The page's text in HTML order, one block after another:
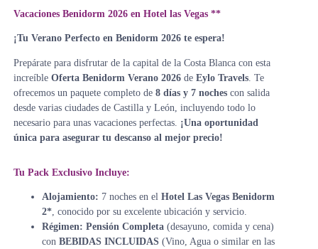
Vacaciones Benidorm 2026 en Hotel las Vegas **
¡Tu Verano Perfecto en Benidorm 2026 te espera!
Prepárate para disfrutar de la capital de la Costa Blanca con esta
increíble Oferta Benidorm Verano 2026de Eylo Travels. Te
ofrecemos un paquete completo de 8 días y 7 nochescon salida
desde varias ciudades de Castilla y León, incluyendo todo lo
necesario para unas vacaciones perfectas. ¡Una oportunidad
única para asegurar tu descanso al mejor precio!
Tu Pack Exclusivo Incluye:
Alojamiento: 7 noches en el Hotel Las Vegas Benidorm
2*, conocido por su excelente ubicación y servicio.
Régimen: Pensión Completa(desayuno, comida y cena)
con BEBIDAS INCLUIDAS(Vino, Agua o similar en las